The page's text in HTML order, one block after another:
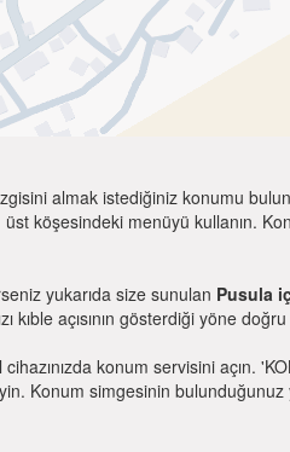
almak istediğiniz konumu
köşesindeki menüyü kullanın.
yukarıda size sunulan Pusula
kıble açısının gösterdiği yöne
konum servisini açın.
Konum simgesinin bulunduğunuz